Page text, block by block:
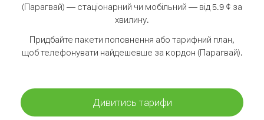
(Парагвай) — стаціонарний чи мобільний — від 5.9 ¢ за
хвилину.
Придбайте пакети поповнення або тарифний план,
щоб телефонувати найдешевше за кордон (Парагвай).
Дивитись тарифи